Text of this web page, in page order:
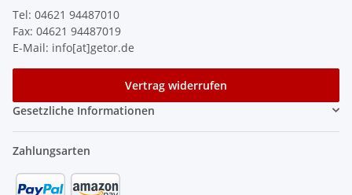
Tel: 04621 94487010
Fax: 04621 94487019
E-Mail: info[at]getor.de
Vertrag widerrufen
Gesetzliche Informationen
Zahlungsarten